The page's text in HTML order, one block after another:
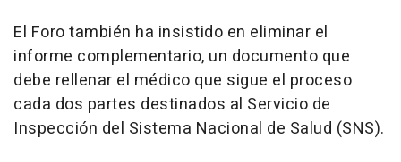
El Foro también ha insistido en eliminar el
informe complementario, un documento que
debe rellenar el médico que sigue el proceso
cada dos partes destinados al Servicio de
Inspección del Sistema Nacional de Salud (SNS).